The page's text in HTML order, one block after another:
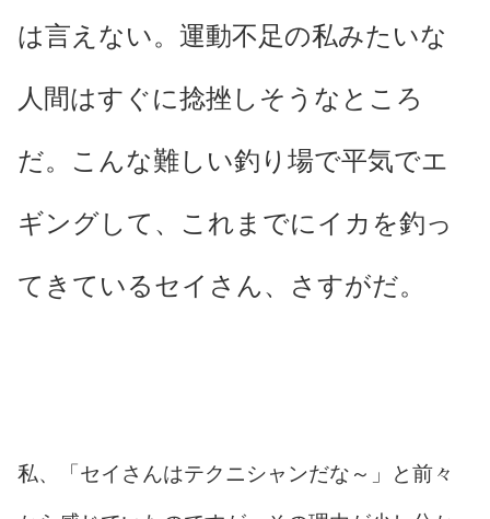
は言えない。運動不足の私みたいな
人間はすぐに捻挫しそうなところ
だ。こんな難しい釣り場で平気でエ
ギングして、これまでにイカを釣っ
てきているセイさん、さすがだ。
私、「セイさんはテクニシャンだな～」と前々